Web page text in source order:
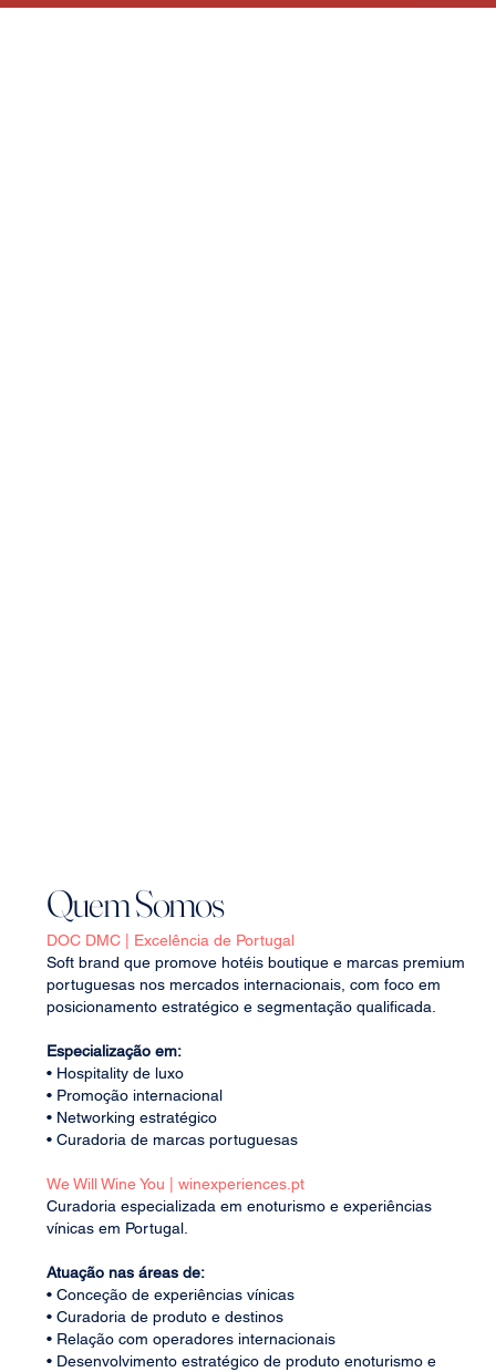
Quem Somos
DOC DMC | Excelência de Portugal
Soft brand que promove hotéis boutique e marcas premium
portuguesas nos mercados internacionais, com foco em
posicionamento estratégico e segmentação qualificada.
Especialização em:
• Hospitality de luxo
• Promoção internacional
• Networking estratégico
• Curadoria de marcas portuguesas
We Will Wine You | winexperiences.pt
Curadoria especializada em enoturismo e experiências
vínicas em Portugal.
Atuação nas áreas de:
• Conceção de experiências vínicas
• Curadoria de produto e destinos
• Relação com operadores internacionais
• Desenvolvimento estratégico de produto enoturismo e